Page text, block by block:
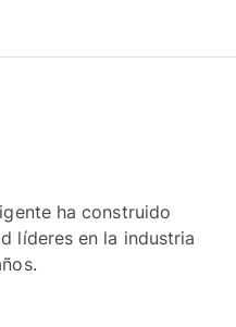
ha construido
líderes en la industria